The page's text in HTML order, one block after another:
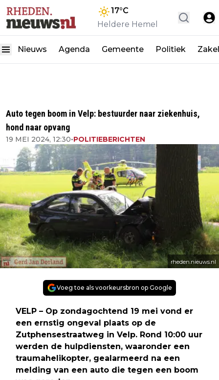
17°C
Heldere Hemel
Nieuws Agenda Gemeente Politiek
Auto tegen boom in Velp: bestuurder naar ziekenhuis,
hond naar opvang
19 MEI 2024, 12:30•POLITIEBERICHTEN
rheden.nieuws.nl
Voeg toe als voorkeursbron op Google
VELP – Op zondagochtend 19 mei vond er
een ernstig ongeval plaats op de
Zutphensestraatweg in Velp. Rond 10:00 uur
werden de hulpdiensten, waaronder een
traumahelikopter, gealarmeerd na een
melding van een auto die tegen een boom